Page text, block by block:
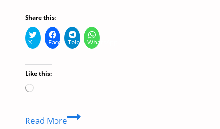
Share this:
X FacebookTelegramWhatsApp
Like this:
Loading…
Read MoreArts